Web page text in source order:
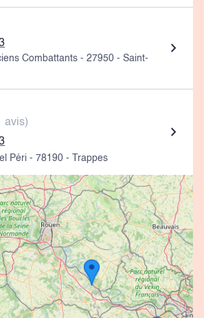
Combattants - 27950 - Saint-
avis)
Péri - 78190 - Trappes